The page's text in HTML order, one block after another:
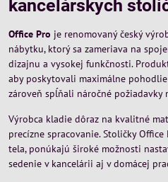
kancelárskych
Office Pro je renomovaný český
nábytku, ktorý sa zameriava na
dizajnu a vysokej funkčnosti.
aby poskytovali maximálne
zároveň spĺňali náročné požiadavky
Výrobca kladie dôraz na kvalitné
precízne spracovanie. Stoličky
tela, ponúkajú široké možnosti
sedenie v kancelárii aj v domácej